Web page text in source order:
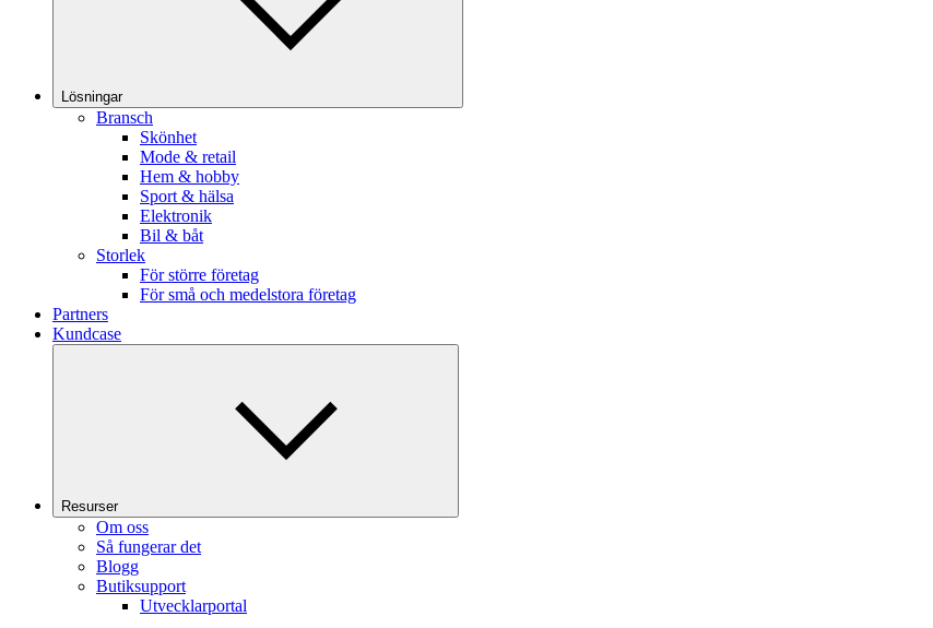
Lösningar
Bransch
Skönhet
Mode & retail
Hem & hobby
Sport & hälsa
Elektronik
Bil & båt
Storlek
För större företag
För små och medelstora företag
Partners
Kundcase
Resurser
Om oss
Så fungerar det
Blogg
Butiksupport
Utvecklarportal